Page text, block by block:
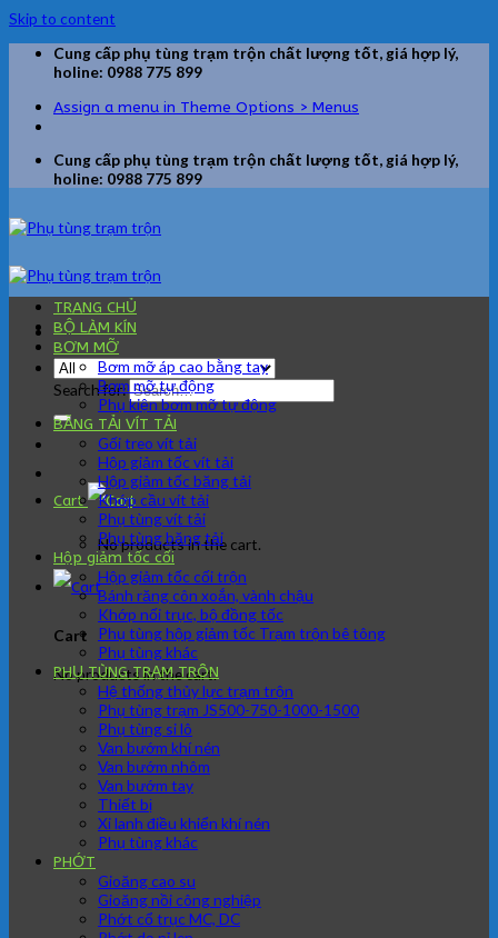
Skip to content
Cung cấp phụ tùng trạm trộn chất lượng tốt, giá hợp lý,
holine: 0988 775 899
Assign a menu in Theme Options > Menus
Cung cấp phụ tùng trạm trộn chất lượng tốt, giá hợp lý,
holine: 0988 775 899
Search for:
Cart
No products in the cart.
Cart
No products in the cart.
TRANG CHỦ
BỘ LÀM KÍN
BƠM MỠ
Bơm mỡ áp cao bằng tay
Bơm mỡ tự động
Phụ kiện bơm mỡ tự động
BĂNG TẢI VÍT TẢI
Gối treo vít tải
Hộp giảm tốc vít tải
Hộp giảm tốc băng tải
Khớp cầu vít tải
Phụ tùng vít tải
Phụ tùng băng tải
Hộp giảm tốc cối
Hộp giảm tốc cối trộn
Bánh răng côn xoắn, vành chậu
Khớp nối trục, bộ đồng tốc
Phụ tùng hộp giảm tốc Trạm trộn bê tông
Phụ tùng khác
PHỤ TÙNG TRẠM TRÔN
Hệ thống thủy lực trạm trộn
Phụ tùng trạm JS500-750-1000-1500
Phụ tùng si lô
Van bướm khí nén
Van bướm nhôm
Van bướm tay
Thiết bị
Xi lanh điều khiển khí nén
Phụ tùng khác
PHỚT
Gioăng cao su
Gioăng nồi công nghiệp
Phớt cổ trục MC, DC